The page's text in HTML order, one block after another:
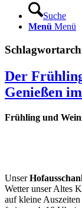
Suche
Menü Menü
Der
Genießen
Frühling und
Unser
Wetter unser Altes
auf kleine